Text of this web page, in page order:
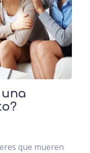
que mueren